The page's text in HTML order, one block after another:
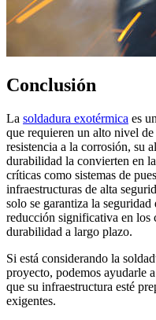
Conclusión
La soldadura exotérmica es
que requieren un alto nivel
resistencia a la corrosión, su
durabilidad la convierten en
críticas como sistemas de
infraestructuras de alta
solo se garantiza la
reducción significativa en los
durabilidad a largo plazo.
Si está considerando la
proyecto, podemos ayudarle
que su infraestructura esté
exigentes.